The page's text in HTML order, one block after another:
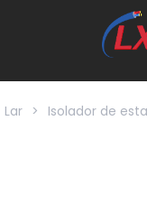
Lar > Isolador de